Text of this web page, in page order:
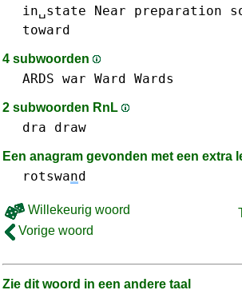
in␣state
Near preparation
toward
4 subwoorden
ARDS war Ward Wards
2 subwoorden RnL
dra draw
Een anagram gevonden met een extra
rotswand
Willekeurig woord
Vorige woord
Zie dit woord in een andere taal